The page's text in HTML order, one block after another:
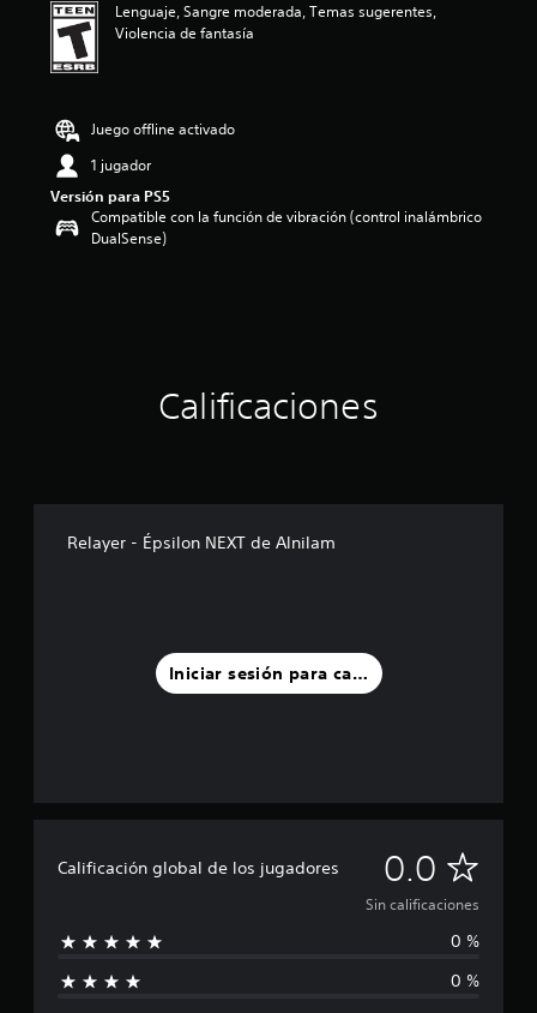
c
o
s
Lenguaje, Sangre moderada, Temas sugerentes,
Violencia de fantasía
Juego offline activado
1 jugador
Versión para PS5
Compatible con la función de vibración (control inalámbrico
DualSense)
Calificaciones
Relayer - Épsilon NEXT de Alnilam
Iniciar sesión para calificar
Calificación global de los jugadores 0.0 S
i
n
c
Sin calificaciones
0 %
0 %